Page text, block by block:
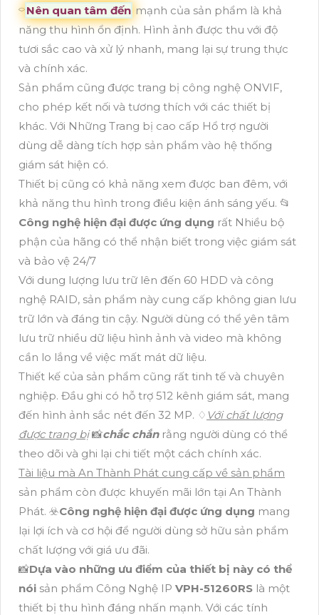
⌔Nên quan tâm đến mạnh của sản phẩm là khả
năng thu hình ổn định. Hình ảnh được thu với độ
tươi sắc cao và xử lý nhanh, mang lại sự trung thực
và chính xác.
Sản phẩm cũng được trang bị công nghệ ONVIF,
cho phép kết nối và tương thích với các thiết bị
khác. Với Những Trang bị cao cấp Hổ trợ người
dùng dễ dàng tích hợp sản phẩm vào hệ thống
giám sát hiện có.
Thiết bị cũng có khả năng xem được ban đêm, với
khả năng thu hình trong điều kiện ánh sáng yếu. 📂
Công nghệ hiện đại được ứng dụng rất Nhiều bộ
phận của hãng có thể nhận biết trong việc giám sát
và bảo vệ 24/7
Với dung lượng lưu trữ lên đến 60 HDD và công
nghệ RAID, sản phẩm này cung cấp không gian lưu
trữ lớn và đáng tin cậy. Người dùng có thể yên tâm
lưu trữ nhiều dữ liệu hình ảnh và video mà không
cần lo lắng về việc mất mát dữ liệu.
Thiết kế của sản phẩm cũng rất tinh tế và chuyên
nghiệp. Đầu ghi có hỗ trợ 512 kênh giám sát, mang
đến hình ảnh sắc nét đến 32 MP. ♢ Với chất lượng
được trang bị📸chắc chắnrằng người dùng có thể
theo dõi và ghi lại chi tiết một cách chính xác.
Tài liệu mà An Thành Phát cung cấp về sản phẩm
sản phẩm còn được khuyến mãi lớn tại An Thành
Phát. ☣️Công nghệ hiện đại được ứng dụng mang
lại lợi ích và cơ hội để người dùng sở hữu sản phẩm
chất lượng với giá ưu đãi.
📸Dựa vào những ưu điểm của thiết bị này có thể
nói sản phẩm Công Nghệ IP VPH-51260RS là một
thiết bị thu hình đáng nhấn mạnh. Với các tính